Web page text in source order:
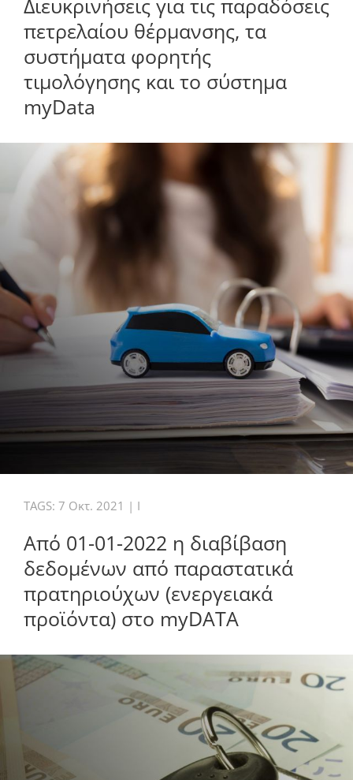
Διευκρινήσεις για τις παραδόσεις
πετρελαίου θέρμανσης, τα
συστήματα φορητής
τιμολόγησης και το σύστημα
myData
TAGS: 7 Οκτ. 2021 | I
Από 01-01-2022 η διαβίβαση
δεδομένων από παραστατικά
πρατηριούχων (ενεργειακά
προϊόντα) στο myDATA